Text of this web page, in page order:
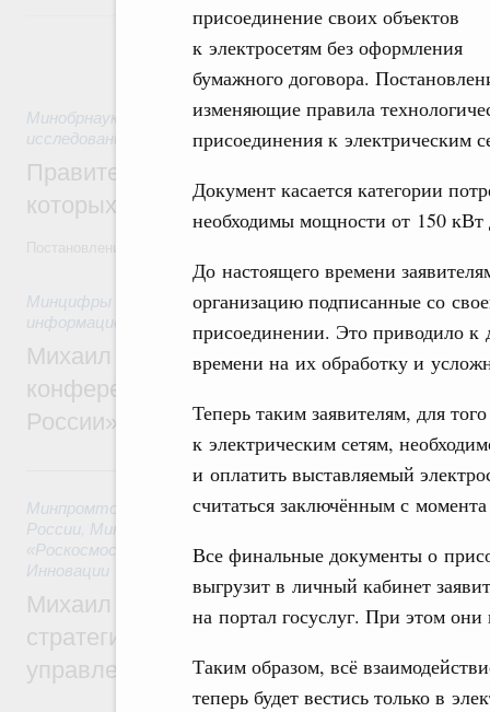
присоединение своих объектов
к электросетям без оформления
бумажного договора.
изменяющие правила
присоединения к электрическим
Документ касается категории
необходимы мощности от 150
До настоящего времени
организацию подписанные со
присоединении. Это приводило
времени на их обработку и
Теперь таким заявителям, для
к электрическим сетям,
и оплатить выставляемый
считаться заключённым с
Все финальные документы о
выгрузит в личный кабинет
на портал госуслуг. При этом
Таким образом, всё
теперь будет вестись только в
Минобрнауки России ,10 часов назад,Государственная
исследований и разработок
Правительство расширило перечень
которых освобождаются от НДФЛ
Минцифры России Минфин России,Минпромторг России,
информационных технологий
Михаил Мишустин дал поручения по
конференции «Цифровая индустрия
России»
6 августа, четверг
Минпромторг России,Минфин России,
России Минсельхоз России
«Роскосмос»
Госкорпорация «Росатом»,6 августа 2026,
Инновации
Михаил Мишустин дал поручения по
стратегической сессии о
управления научно-технологическим